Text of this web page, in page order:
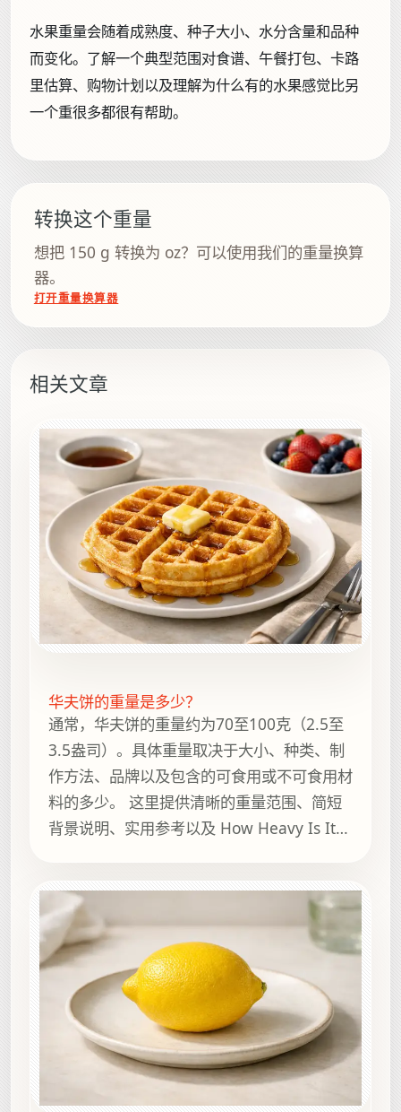
水果重量会随着成熟度、种子大小、水分含量和品种
而变化。了解一个典型范围对食谱、午餐打包、卡路
里估算、购物计划以及理解为什么有的水果感觉比另
一个重很多都很有帮助。
转换这个重量
想把 150 g 转换为 oz？可以使用我们的重量换算
器。
打开重量换算器
相关文章
华夫饼的重量是多少？
通常，华夫饼的重量约为70至100克（2.5至
3.5盎司）。具体重量取决于大小、种类、制
作方法、品牌以及包含的可食用或不可食用材
料的多少。 这里提供清晰的重量范围、简短
背景说明、实用参考以及 How Heavy Is It